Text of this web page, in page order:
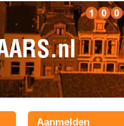
Aanmelden